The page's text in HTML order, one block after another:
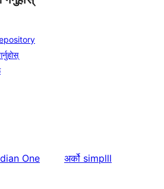
One अर्को simplll